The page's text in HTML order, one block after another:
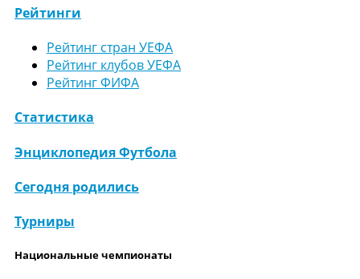
Рейтинги
Рейтинг стран УЕФА
Рейтинг клубов УЕФА
Рейтинг ФИФА
Статистика
Энциклопедия Футбола
Сегодня родились
Турниры
Национальные чемпионаты